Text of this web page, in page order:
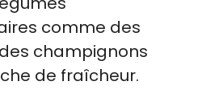
comme des
champignons
de fraîcheur.